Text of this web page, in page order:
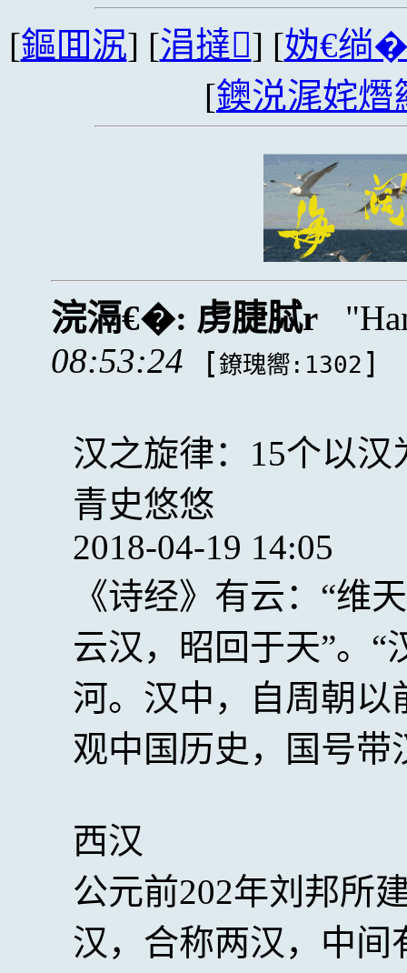
[鏂囬泦] [涓撻] [妫€绱
[鐭涚浘姹熸
浣滆€�: 虏脻脦r
08:53:24
[鐐瑰嚮:1302 ]
汉之旋律：15个以汉
青史悠悠
2018-04-19 14:05
《诗经》有云：“维
云汉，昭回于天”。“
河。汉中，自周朝以
观中国历史，国号
西汉
公元前202年刘邦所
汉，合称两汉，中间